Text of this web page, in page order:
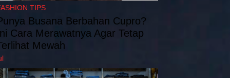
TIPS
Busana Berbahan Cupro?
Cara Merawatnya Agar Tetap
Mewah